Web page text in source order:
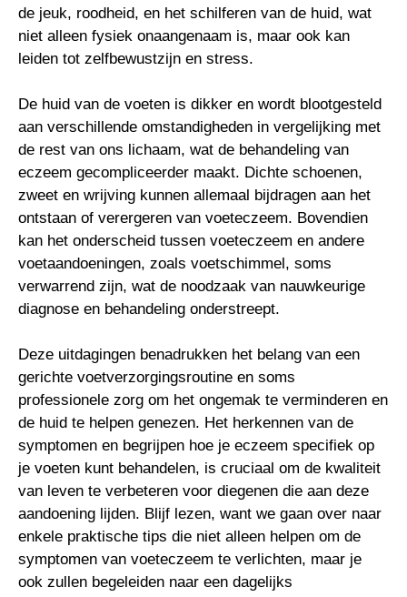
de jeuk, roodheid, en het schilferen van de huid, wat
niet alleen fysiek onaangenaam is, maar ook kan
leiden tot zelfbewustzijn en stress.
De huid van de voeten is dikker en wordt blootgesteld
aan verschillende omstandigheden in vergelijking met
de rest van ons lichaam, wat de behandeling van
eczeem gecompliceerder maakt. Dichte schoenen,
zweet en wrijving kunnen allemaal bijdragen aan het
ontstaan of verergeren van voeteczeem. Bovendien
kan het onderscheid tussen voeteczeem en andere
voetaandoeningen, zoals voetschimmel, soms
verwarrend zijn, wat de noodzaak van nauwkeurige
diagnose en behandeling onderstreept.
Deze uitdagingen benadrukken het belang van een
gerichte voetverzorgingsroutine en soms
professionele zorg om het ongemak te verminderen en
de huid te helpen genezen. Het herkennen van de
symptomen en begrijpen hoe je eczeem specifiek op
je voeten kunt behandelen, is cruciaal om de kwaliteit
van leven te verbeteren voor diegenen die aan deze
aandoening lijden. Blijf lezen, want we gaan over naar
enkele praktische tips die niet alleen helpen om de
symptomen van voeteczeem te verlichten, maar je
ook zullen begeleiden naar een dagelijks